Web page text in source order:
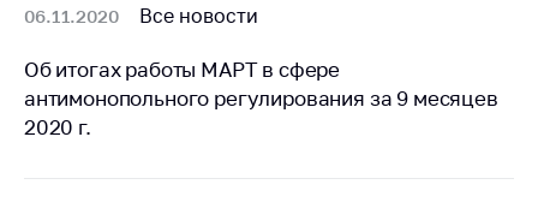
Официальные
геральдические
символы
5 лет МАРТ
06.11.2020 Все новости
Об итогах работы МАРТ в сфере
антимонопольного регулирования за 9 месяцев
2020 г.